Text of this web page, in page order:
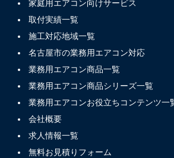
家庭用エアコン向けサービス
取付実績一覧
施工対応地域一覧
名古屋市の業務用エアコン対応
業務用エアコン商品一覧
業務用エアコン商品シリーズ一覧
業務用エアコンお役立ちコンテンツ一
会社概要
求人情報一覧
無料お見積りフォーム